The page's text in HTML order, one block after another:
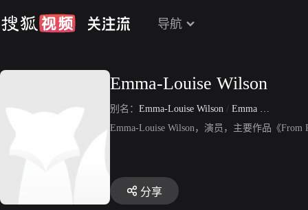
导航
Emma-Louise Wilson
别名： Emma-Louise Wilson / Emma Wilson
Emma-Louise Wilson，演员，主要作品《From
分享